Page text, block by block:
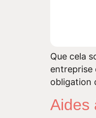
Que cela
entreprise
obligation
Aides